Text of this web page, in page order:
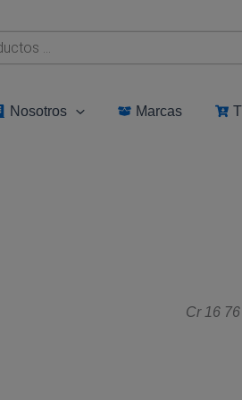
Nosotros Marcas
Cr 16